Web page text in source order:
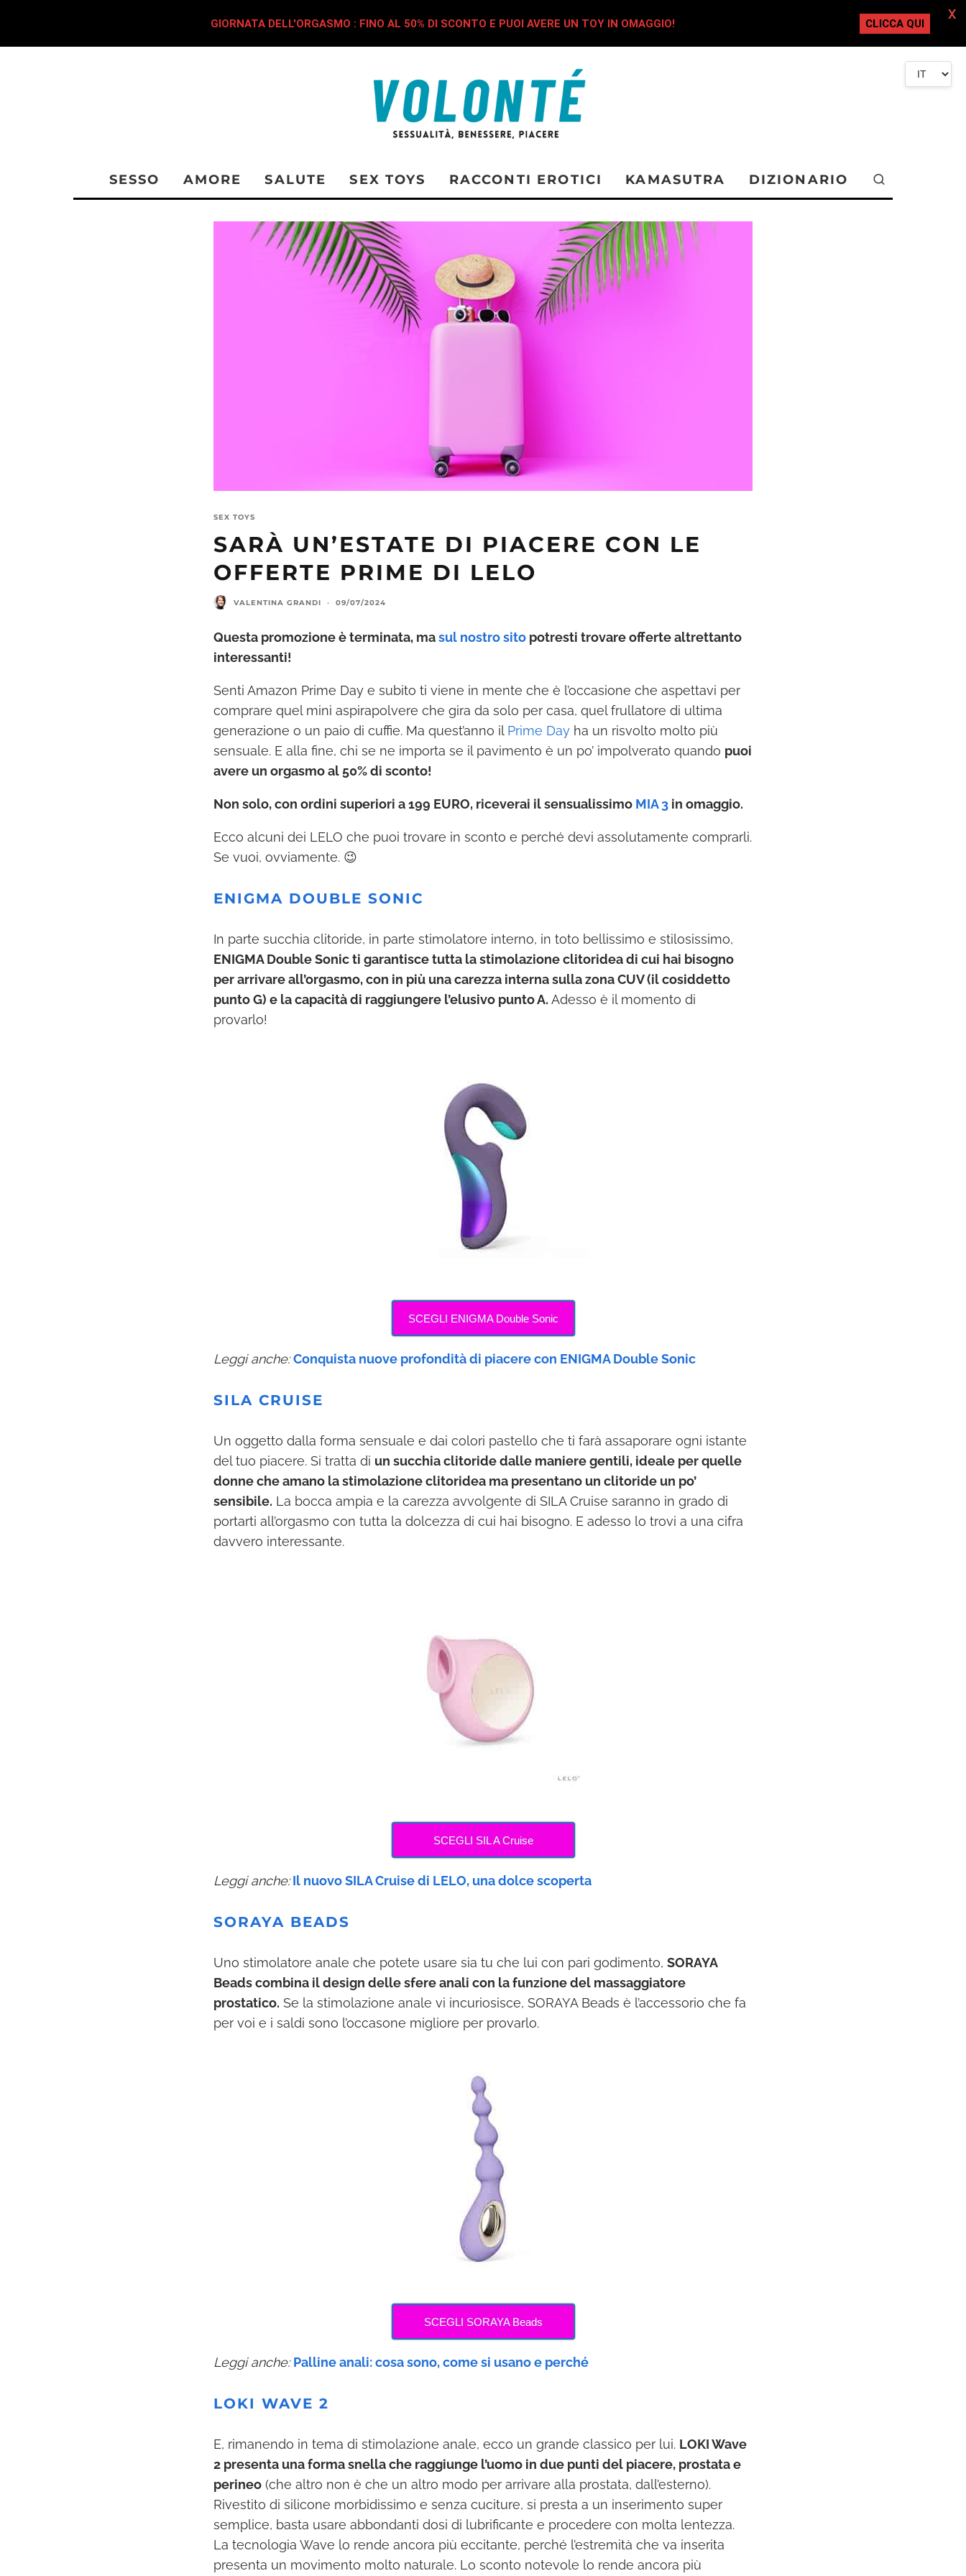
SESSO AMORE SALUTE SEX TOYS RACCONTI EROTICI KAMASUTRA DIZIONARIO
SEX TOYS
SARÀ UN’ESTATE DI PIACERE CON LE
OFFERTE PRIME DI LELO
VALENTINA GRANDI · 09/07/2024
Questa promozione è terminata, masul nostro sito potresti trovare offerte altrettanto
interessanti!
Senti Amazon Prime Day e subito ti viene in mente che è l’occasione che aspettavi per
comprare quel mini aspirapolvere che gira da solo per casa, quel frullatore di ultima
generazione o un paio di cuffie. Ma quest’anno il Prime Day ha un risvolto molto più
sensuale. E alla fine, chi se ne importa se il pavimento è un po’ impolverato quando puoi
avere un orgasmo al 50% di sconto!
Non solo, con ordini superiori a 199 EURO, riceverai il sensualissimo MIA 3 in omaggio.
Ecco alcuni dei LELO che puoi trovare in sconto e perché devi assolutamente comprarli.
Se vuoi, ovviamente. 😉
ENIGMA DOUBLE SONIC
In parte succhia clitoride, in parte stimolatore interno, in toto bellissimo e stilosissimo,
ENIGMA Double Sonic ti garantisce tutta la stimolazione clitoridea di cui hai bisogno
per arrivare all’orgasmo, con in più una carezza interna sulla zona CUV (il cosiddetto
punto G) e la capacità di raggiungere l’elusivo punto A. Adesso è il momento di
provarlo!
SCEGLI ENIGMA Double Sonic
Leggi anche:Conquista nuove profondità di piacere con ENIGMA Double Sonic
SILA CRUISE
Un oggetto dalla forma sensuale e dai colori pastello che ti farà assaporare ogni istante
del tuo piacere. Si tratta di un succhia clitoride dalle maniere gentili, ideale per quelle
donne che amano la stimolazione clitoridea ma presentano un clitoride un po’
sensibile. La bocca ampia e la carezza avvolgente di SILA Cruise saranno in grado di
portarti all’orgasmo con tutta la dolcezza di cui hai bisogno. E adesso lo trovi a una cifra
davvero interessante.
SCEGLI SIL A Cruise
Leggi anche: Il nuovo SILA Cruise di LELO, una dolce scoperta
SORAYA BEADS
Uno stimolatore anale che potete usare sia tu che lui con pari godimento, SORAYA
Beads combina il design delle sfere anali con la funzione del massaggiatore
prostatico. Se la stimolazione anale vi incuriosisce, SORAYA Beads è l’accessorio che fa
per voi e i saldi sono l’occasone migliore per provarlo.
SCEGLI SORAYA Beads
Leggi anche:Palline anali: cosa sono, come si usano e perché
LOKI WAVE 2
E, rimanendo in tema di stimolazione anale, ecco un grande classico per lui. LOKI Wave
2 presenta una forma snella che raggiunge l’uomo in due punti del piacere, prostata e
perineo (che altro non è che un altro modo per arrivare alla prostata, dall’esterno).
Rivestito di silicone morbidissimo e senza cuciture, si presta a un inserimento super
semplice, basta usare abbondanti dosi di lubrificante e procedere con molta lentezza.
La tecnologia Wave lo rende ancora più eccitante, perché l’estremità che va inserita
presenta un movimento molto naturale. Lo sconto notevole lo rende ancora più
GIORNATA DELL'ORGASMO : FINO AL 50% DI SCONTO E PUOI AVERE UN TOY IN OMAGGIO! CLICCA QUI
X